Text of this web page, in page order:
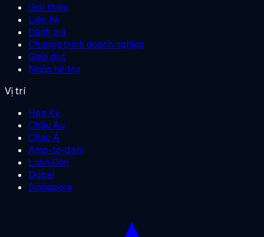
Giới thiệu
Liên hệ
Đánh giá
Chương trình doanh nghiệp
Giáo dục
Nhận hỗ trợ
Vị trí
Hoa Kỳ
Châu Âu
Châu Á
Ams-tơ-đam
Luân Đôn
Dubai
Singapore